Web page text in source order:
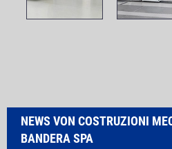
NEWS VON COSTRUZIONI
BANDERA SPA